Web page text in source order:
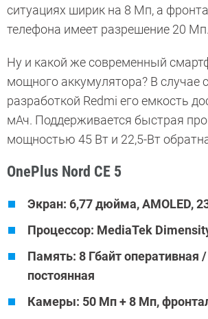
ситуациях ширик на 8 Мп, а
телефона имеет разрешение 20 Мп.
Ну и какой же современный
мощного аккумулятора? В случае с
разработкой Redmi его емкость
мАч. Поддерживается быстрая
мощностью 45 Вт и 22,5-Вт
OnePlus Nord CE 5
Экран: 6,77 дюйма, AMOLED,
Процессор: MediaTek
Память: 8 Гбайт оперативная
постоянная
Камеры: 50 Мп + 8 Мп,